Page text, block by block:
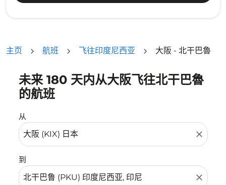
主页 航班 飞往印度尼西亚 大阪 - 北干巴魯
未来 180 天内从大阪飞往北干巴魯
的航班
从
close
到
close
没有符合您的筛选条件的机票。请调整您的筛选条件。